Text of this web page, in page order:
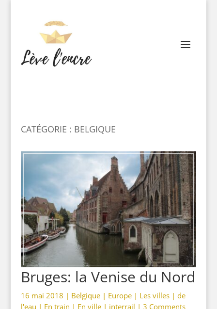
CATÉGORIE : BELGIQUE
Bruges: la Venise du Nord
16 mai 2018 | Belgique| Europe| Les villes| de
l'eau | En train | En ville| interrail | 3 Comments